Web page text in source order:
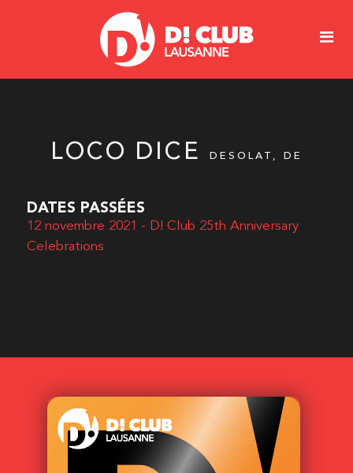
LOCO DICE DESOLAT, DE
DATES PASSÉES
12 novembre 2021 - D! Club 25th Anniversary
Celebrations